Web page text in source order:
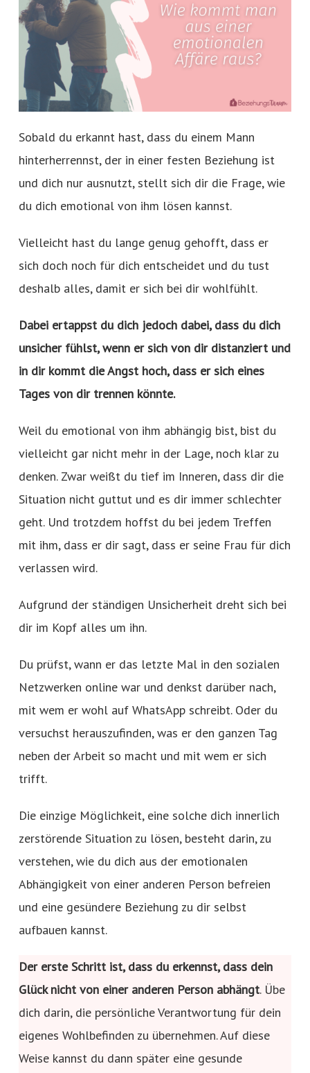
Sobald du erkannt hast, dass du einem Mann
hinterherrennst, der in einer festen Beziehung ist
und dich nur ausnutzt, stellt sich dir die Frage, wie
du dich emotional von ihm lösen kannst.
Vielleicht hast du lange genug gehofft, dass er
sich doch noch für dich entscheidet und du tust
deshalb alles, damit er sich bei dir wohlfühlt.
Dabei ertappst du dich jedoch dabei, dass du dich
unsicher fühlst, wenn er sich von dir distanziert und
in dir kommt die Angst hoch, dass er sich eines
Tages von dir trennen könnte.
Weil du emotional von ihm abhängig bist, bist du
vielleicht gar nicht mehr in der Lage, noch klar zu
denken. Zwar weißt du tief im Inneren, dass dir die
Situation nicht guttut und es dir immer schlechter
geht. Und trotzdem hoffst du bei jedem Treffen
mit ihm, dass er dir sagt, dass er seine Frau für dich
verlassen wird.
Aufgrund der ständigen Unsicherheit dreht sich bei
dir im Kopf alles um ihn.
Du prüfst, wann er das letzte Mal in den sozialen
Netzwerken online war und denkst darüber nach,
mit wem er wohl auf WhatsApp schreibt. Oder du
versuchst herauszufinden, was er den ganzen Tag
neben der Arbeit so macht und mit wem er sich
trifft.
Die einzige Möglichkeit, eine solche dich innerlich
zerstörende Situation zu lösen, besteht darin, zu
verstehen, wie du dich aus der emotionalen
Abhängigkeit von einer anderen Person befreien
und eine gesündere Beziehung zu dir selbst
aufbauen kannst.
Der erste Schritt ist, dass du erkennst, dass dein
Glück nicht von einer anderen Person abhängt. Übe
dich darin, die persönliche Verantwortung für dein
eigenes Wohlbefinden zu übernehmen. Auf diese
Weise kannst du dann später eine gesunde